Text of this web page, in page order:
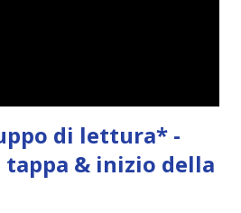
di lettura* -
tappa & inizio della